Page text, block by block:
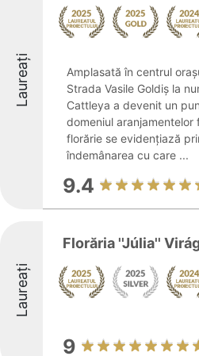
Laureați
Amplasată în centrul
Strada Vasile Goldiș la
Cattleya a devenit un
domeniul aranjamentelor
florărie se evidențiază
îndemânarea cu care ...
9.4
Laureați
Florăria ''Júlia''
9